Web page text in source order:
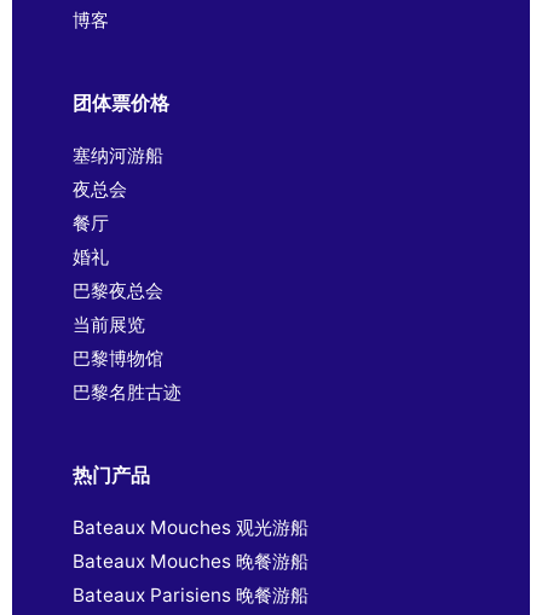
博客
团体票价格
塞纳河游船
夜总会
餐厅
婚礼
巴黎夜总会
当前展览
巴黎博物馆
巴黎名胜古迹
热门产品
Bateaux Mouches 观光游船
Bateaux Mouches 晚餐游船
Bateaux Parisiens 晚餐游船